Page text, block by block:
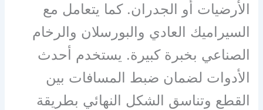
الأرضيات أو الجدران. كما يتعامل مع
السيراميك العادي والبورسلان والرخام
الصناعي بخبرة كبيرة. يستخدم أحدث
الأدوات لضمان ضبط المسافات بين
القطع وتناسق الشكل النهائي بطريقة